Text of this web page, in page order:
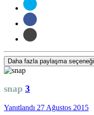
Daha fazla paylaşma seçeneği
snap 3
Yanıtlandı 27 Ağustos 2015